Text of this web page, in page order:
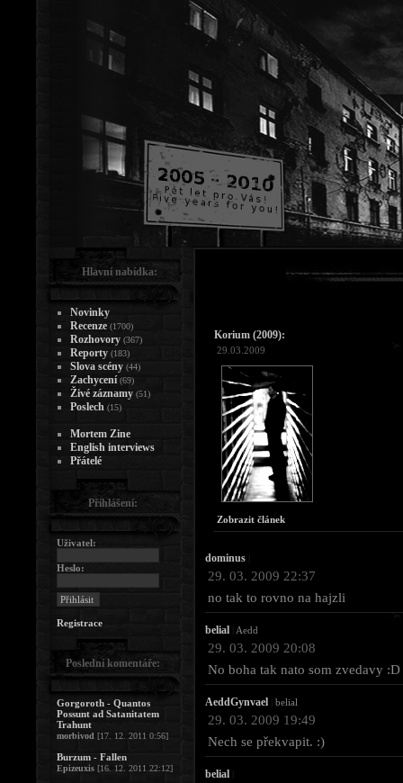
Korium (2009):
29.03.2009
Zobrazit článek
dominus
29. 03. 2009 22:37
no tak to rovno na hajzli
belial Aedd
29. 03. 2009 20:08
No boha tak nato som zvedavy :D
AeddGynvael belial
29. 03. 2009 19:49
Nech se překvapit. :)
belial
Hlavní nabídka:
Novinky
Recenze (1700)
Rozhovory (367)
Reporty (183)
Slova scény (44)
Zachycení (69)
Živé záznamy (51)
Poslech (15)
Mortem Zine
English interviews
Přátelé
Přihlášení:
Uživatel:
Heslo:
Registrace
Poslední komentáře:
Gorgoroth - Quantos
Possunt ad Satanitatem
Trahunt
morbivod [17. 12. 2011 0:56]
Burzum - Fallen
Epizeuxis [16. 12. 2011 22:12]